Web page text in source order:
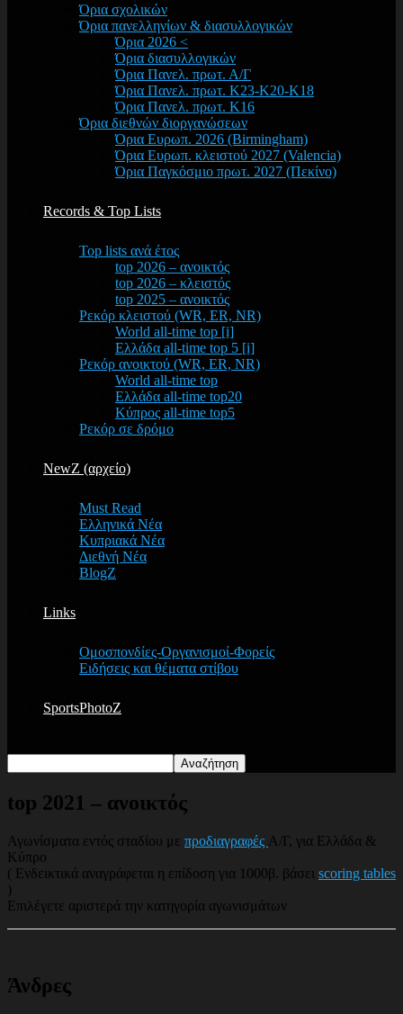
Όρια σχολικών
Όρια πανελληνίων & διασυλλογικών
Όρια 2026 <
Όρια διασυλλογικών
Όρια Πανελ. πρωτ. Α/Γ
Όρια Πανελ. πρωτ. Κ23-Κ20-Κ18
Όρια Πανελ. πρωτ. Κ16
Όρια διεθνών διοργανώσεων
Όρια Ευρωπ. 2026 (Birmingham)
Όρια Ευρωπ. κλειστού 2027 (Valencia)
Όρια Παγκόσμιο πρωτ. 2027 (Πεκίνο)
Records & Top Lists
Top lists ανά έτος
top 2026 – ανοικτός
top 2026 – κλειστός
top 2025 – ανοικτός
Ρεκόρ κλειστού (WR, ER, NR)
World all-time top [i]
Ελλάδα all-time top 5 [i]
Ρεκόρ ανοικτού (WR, ER, NR)
World all-time top
Ελλάδα all-time top20
Κύπρος all-time top5
Ρεκόρ σε δρόμο
NewZ (αρχείο)
Must Read
Ελληνικά Νέα
Κυπριακά Νέα
Διεθνή Νέα
BlogZ
Links
Ομοσπονδίες-Οργανισμοί-Φορείς
Ειδήσεις και θέματα στίβου
SportsPhotoZ
top 2021 – ανοικτός
Αγωνίσματα εντός σταδίου με προδιαγραφές Α/Γ, για Ελλάδα &
Κύπρο
( Ενδεικτικά αναγράφεται η επίδοση για 1000β. βάσει scoring tables
)
Επιλέγετε αριστερά την κατηγορία αγωνισμάτων
Άνδρες